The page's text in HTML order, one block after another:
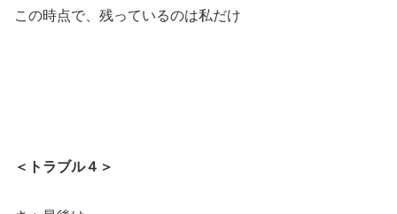
この時点で、残っているのは私だけ
＜トラブル４＞